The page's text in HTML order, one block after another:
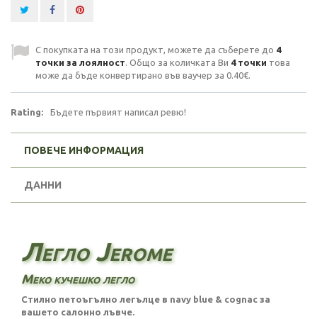
С покупката на този продукт, можете да съберете до 4
точки за лоялност. Общо за количката Ви 4точки това
може да бъде конвертирано във ваучер за 0.40€.
Rating: Бъдете първият написал ревю!
ПОВЕЧЕ ИНФОРМАЦИЯ
ДАННИ
Легло Jerome
Меко кучешко легло
Стилно петоъгълно легълце в navy blue & cognac за
вашето салонно лъвче.